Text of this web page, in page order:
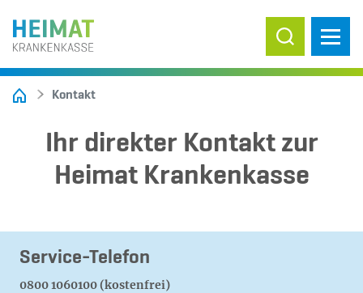
Suche ein-/
Kontakt
Ihr direkter Kontakt zur
Heimat Krankenkasse
Service-Telefon
0800 1060100 (kostenfrei)